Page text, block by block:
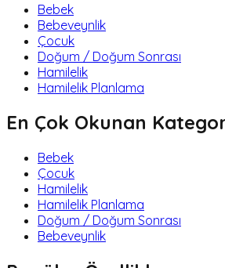
Bebek
Bebeveynlik
Çocuk
Doğum / Doğum Sonrası
Hamilelik
Hamilelik Planlama
En Çok Okunan
Bebek
Çocuk
Hamilelik
Hamilelik Planlama
Doğum / Doğum Sonrası
Bebeveynlik